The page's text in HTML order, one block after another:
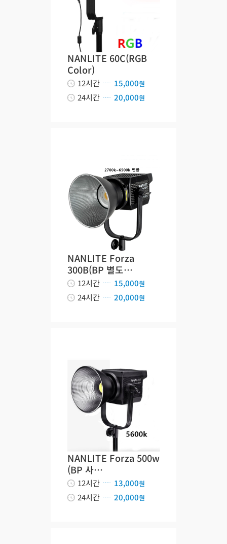
NANLITE 60C(RGB
Color)
12시간 15,000원
24시간 20,000원
NANLITE Forza
300B(BP 별도…
12시간 15,000원
24시간 20,000원
NANLITE Forza 500w
(BP 사…
12시간 13,000원
24시간 20,000원